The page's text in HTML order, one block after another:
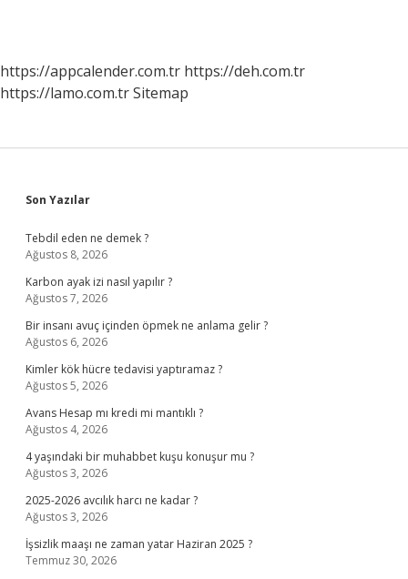
https://appcalender.com.tr https://deh.com.tr
https://lamo.com.trSitemap
Sidebar
Son Yazılar
Tebdil eden ne demek ?
Ağustos 8, 2026
Karbon ayak izi nasıl yapılır ?
Ağustos 7, 2026
Bir insanı avuç içinden öpmek ne anlama gelir ?
Ağustos 6, 2026
Kimler kök hücre tedavisi yaptıramaz ?
Ağustos 5, 2026
Avans Hesap mı kredi mi mantıklı ?
Ağustos 4, 2026
4 yaşındaki bir muhabbet kuşu konuşur mu ?
Ağustos 3, 2026
2025-2026 avcılık harcı ne kadar ?
Ağustos 3, 2026
İşsizlik maaşı ne zaman yatar Haziran 2025 ?
Temmuz 30, 2026